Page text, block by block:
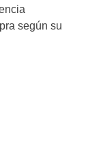
según su